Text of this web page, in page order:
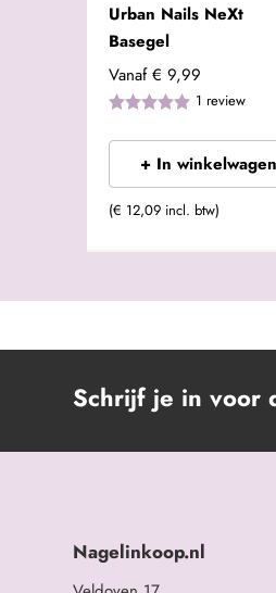
Urban Nails NeXt
Basegel
Vanaf € 9,99
1 review
+ In winkelwagen
(€ 12,09 incl. btw)
Schrijf je in voor
Nagelinkoop.nl